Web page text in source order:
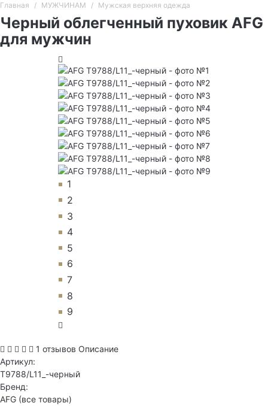
Главная МУЖЧИНАМ Мужская верхняя одежда
Черный облегченный пуховик AFG
для мужчин
1
2
3
4
5
6
7
8
9
1 отзывов Описание
Артикул:
T9788/L11_-черный
Бренд:
AFG (все товары)